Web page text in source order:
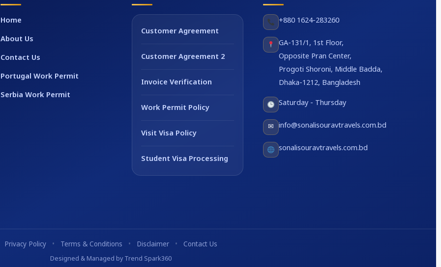
Home
About Us
Contact Us
Portugal Work Permit
Serbia Work Permit
Customer Agreement
Customer Agreement 2
Invoice Verification
Work Permit Policy
Visit Visa Policy
Student Visa Processing
+880 1624-283260
GA-131/1, 1st Floor,
Opposite Pran Center,
Progoti Shoroni, Middle Badda,
Dhaka-1212, Bangladesh
Saturday - Thursday
✉ info@sonalisouravtravels.com.bd
sonalisouravtravels.com.bd
Privacy Policy • Terms & Conditions • Disclaimer • Contact Us
Designed & Managed by Trend Spark360